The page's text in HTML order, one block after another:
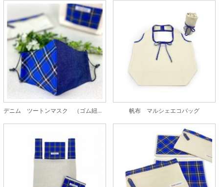
デニム ツートンマスク （ゴム紐ストッパー付） 帆布 マルシェエコバッグ